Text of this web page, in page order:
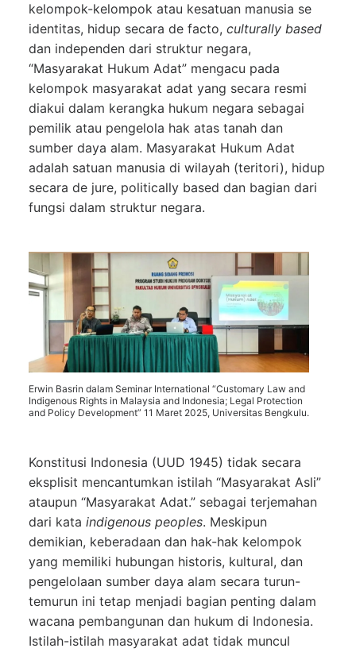
kelompok-kelompok atau kesatuan manusia se
identitas, hidup secara de facto, culturally based
dan independen dari struktur negara,
“Masyarakat Hukum Adat” mengacu pada
kelompok masyarakat adat yang secara resmi
diakui dalam kerangka hukum negara sebagai
pemilik atau pengelola hak atas tanah dan
sumber daya alam. Masyarakat Hukum Adat
adalah satuan manusia di wilayah (teritori), hidup
secara de jure, politically based dan bagian dari
fungsi dalam struktur negara.
Erwin Basrin dalam Seminar International “Customary Law and
Indigenous Rights in Malaysia and Indonesia; Legal Protection
and Policy Development” 11 Maret 2025, Universitas Bengkulu.
Konstitusi Indonesia (UUD 1945) tidak secara
eksplisit mencantumkan istilah “Masyarakat Asli”
ataupun “Masyarakat Adat.” sebagai terjemahan
dari kata indigenous peoples. Meskipun
demikian, keberadaan dan hak-hak kelompok
yang memiliki hubungan historis, kultural, dan
pengelolaan sumber daya alam secara turun-
temurun ini tetap menjadi bagian penting dalam
wacana pembangunan dan hukum di Indonesia.
Istilah-istilah masyarakat adat tidak muncul